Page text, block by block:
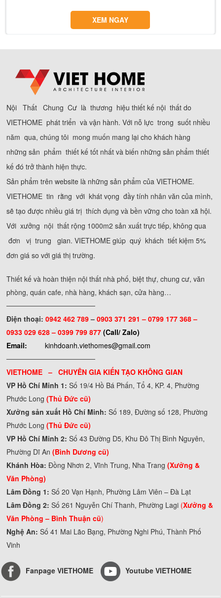
XEM NGAY
Nội Thất Chung Cư là thương hiệu thiết kế nội thất do
VIETHOME phát triển và vận hành. Với nỗ lực trong suốt nhiều
năm qua, chúng tôi mong muốn mang lại cho khách hàng
những sản phẩm thiết kế tốt nhất và biến những sản phẩm thiết
kế đó trở thành hiện thực.
Sản phẩm trên website là những sản phẩm của VIETHOME.
VIETHOME tin rằng với khát vọng đầy tính nhân văn của mình,
sẽ tạo được nhiều giá trị thích dụng và bền vững cho toàn xã hội.
Với xưởng nội thất rộng 1000m2 sản xuất trực tiếp, không qua
đơn vị trung gian. VIETHOME giúp quý khách tiết kiệm 5%
đơn giá so với giá thị trường.
Thiết kế và hoàn thiện nội thất nhà phố, biệt thự, chung cư, văn
phòng, quán cafe, nhà hàng, khách sạn, cửa hàng…
──────────────────
Điện thoại:0942 462 789–0903 371 291 –0799 177 368 –
0933 029 628 – 0399 799 877(Call/ Zalo)
Email:
kinhdoanh.viethomes@gmail.com
──────────────────
VIETHOME – CHUYÊN GIA KIẾN TẠO KHÔNG GIAN
VP Hồ Chí Minh 1: Số 19/4 Hồ Bá Phấn, Tổ 4, KP. 4, Phường
Phước Long(Thủ Đức cũ)
Xưởng sản xuất Hồ Chí Minh: Số 189, Đường số 128, Phường
Phước Long(Thủ Đức cũ)
VP Hồ Chí Minh 2: Số 43 Đường D5, Khu Đô Thị Bình Nguyên,
Phường Dĩ An (Bình Dương cũ)
Khánh Hòa:Đồng Nhơn 2, Vĩnh Trung, Nha Trang (Xưởng &
Văn Phòng)
Lâm Đồng 1:Số 20 Vạn Hạnh, Phường Lâm Viên – Đà Lạt
Lâm Đồng 2:Số 261 Nguyễn Chí Thanh, Phường Lagi (Xưởng &
Văn Phòng – Bình Thuận cũ)
Nghệ An: Số 41 Mai Lão Bạng, Phường Nghi Phú, Thành Phố
Vinh
Fanpage VIETHOME Youtube VIETHOME